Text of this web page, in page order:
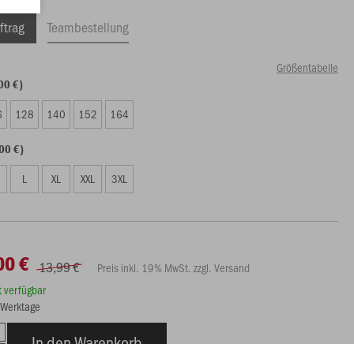
Teambestellung
Größentabelle
€)
128 140 152 164
€)
L XL XXL 3XL
€ 13,99 €
Preis inkl. 19% MwSt. zzgl. Versand
verfügbar